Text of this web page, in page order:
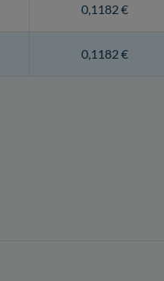
0,1182 €
0,1182 €